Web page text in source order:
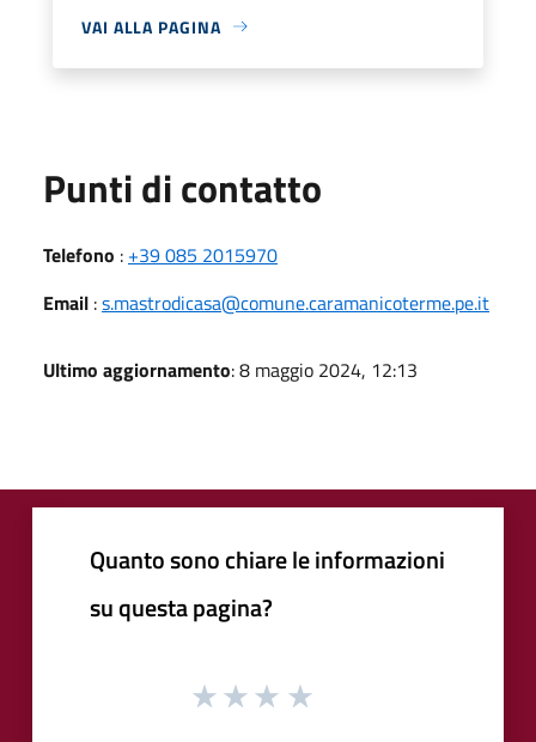
VAI ALLA PAGINA
Punti di contatto
Telefono : +39 085 2015970
Email :s.mastrodicasa@comune.caramanicoterme.pe.it
Ultimo aggiornamento: 8 maggio 2024, 12:13
Quanto sono chiare le informazioni
su questa pagina?